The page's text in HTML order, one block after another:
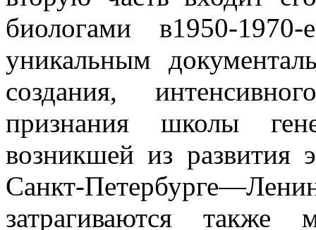
биологами в1950-
уникальным
создания,
признания школы
возникшей из развития
Санкт-
затрагиваются